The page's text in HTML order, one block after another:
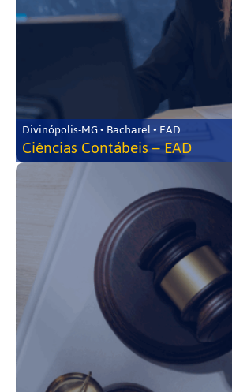
Divinópolis-MG • Bacharel • EAD
Ciências Contábeis – EAD